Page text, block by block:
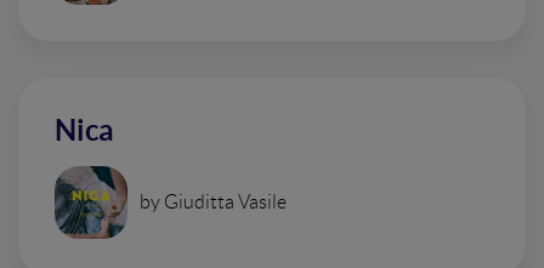
Nica
by Giuditta Vasile